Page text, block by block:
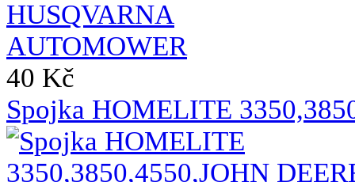
40 Kč
Spojka HOMELITE